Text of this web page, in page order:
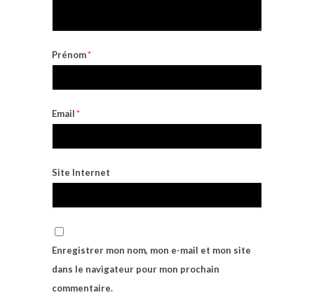
Prénom*
Email*
Site Internet
Enregistrer mon nom, mon e-mail et mon site
dans le navigateur pour mon prochain
commentaire.